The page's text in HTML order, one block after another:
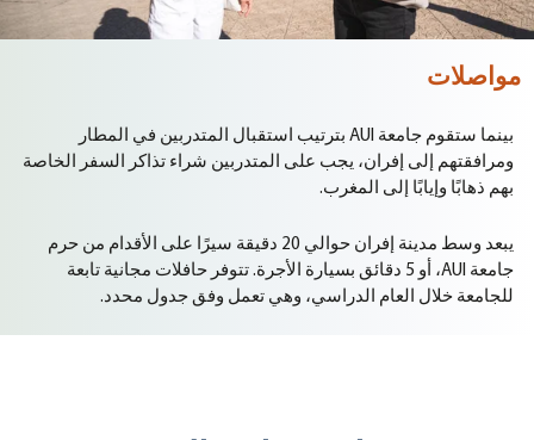
مواصلات
بينما ستقوم جامعة AUI بترتيب استقبال المتدربين في المطار
ومرافقتهم إلى إفران، يجب على المتدربين شراء تذاكر السفر الخاصة
بهم ذهابًا وإيابًا إلى المغرب.
يبعد وسط مدينة إفران حوالي دقيقة سيرًا على الأقدام من حرم
جامعة
، أو دقائق بسيارة الأجرة. تتوفر حافلات مجانية تابعة
للجامعة خلال العام الدراسي، وهي تعمل وفق جدول محدد.